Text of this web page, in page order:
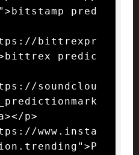
pred
bittrexpr
predic
soundclou
p>
www.insta